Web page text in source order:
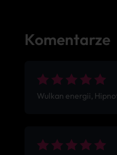
Komentarze
Wulkan energii,